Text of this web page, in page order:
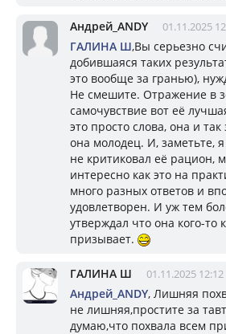
Андрей_ANDY 01.11.2025
ГАЛИНА Ш,Вы серьезно
добившаяся таких
это вообще за гранью),
Не смешите. Отражение в
самочувствие вот её
это просто слова, она и
она молодец. И, заметьте,
не критиковал её рацион,
интересно как это на
много разных ответов и
удовлетворен. И уж тем
утверждал что она кого-то
призывает.
ГАЛИНА Ш 01.11.2025 12:12
Андрей_ANDY, Лишняя
не лишняя,простите за
думаю,что похвала всем